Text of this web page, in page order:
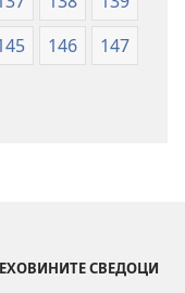
146
147
СВЕДОЦИ